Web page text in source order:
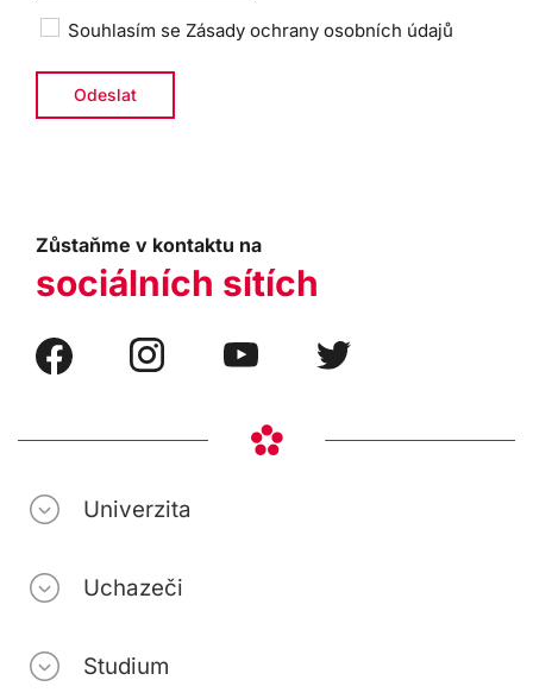
Souhlasím se Zásady ochrany osobních údajů
Zůstaňme v kontaktu na
sociálních sítích
Univerzita
Uchazeči
Studium